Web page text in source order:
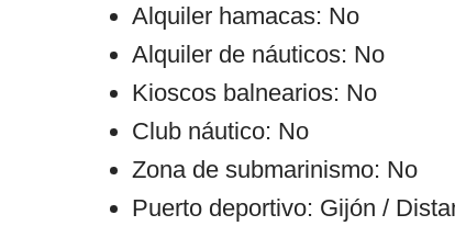
Alquiler hamacas: No
Alquiler de náuticos: No
Kioscos balnearios: No
Club náutico: No
Zona de submarinismo: No
Puerto deportivo: Gijón /